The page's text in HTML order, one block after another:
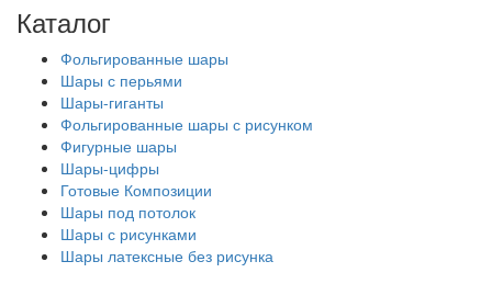
Каталог
Фольгированные шары
Шары с перьями
Шары-гиганты
Фольгированные шары с рисунком
Фигурные шары
Шары-цифры
Готовые Композиции
Шары под потолок
Шары с рисунками
Шары латексные без рисунка